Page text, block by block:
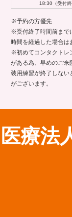
18:30（受付終
※予約の方優先
※受付終了時間前まで
時間を経過した場合は
※初めてコンタクトレ
がある為、早めのご来
装用練習が終了しない
がございます。
医療法